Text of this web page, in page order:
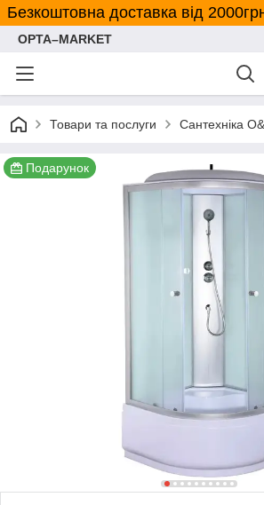
Безкоштовна доставка від
OPTA–MARKET
Товари та послуги Сантехніка
Подарунок